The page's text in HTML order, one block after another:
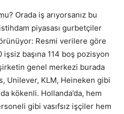
Orada iş arıyorsanız bu
piyasası gurbetçiler
Resmi verilere göre
işsiz başına 114 boş pozisyon
genel merkezi burada
Unilever, KLM, Heineken gibi
kökenli. Hollanda’da, hem
gibi vasıfsız işçiler hem